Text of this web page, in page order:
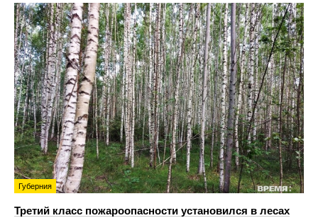
Губерния
Третий класс пожароопасности установился в лесах